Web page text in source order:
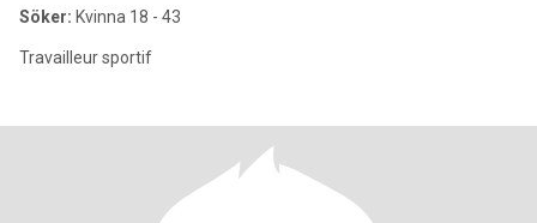
Söker: Kvinna 18 - 43
Travailleur sportif